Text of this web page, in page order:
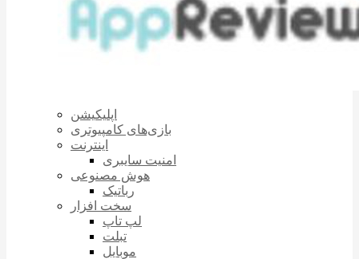
اپلیکیشن
بازی‌های کامپیوتری
اینترنت
امنیت سایبری
هوش مصنوعی
رباتیک
سخت افزار
لپ تاپ
تبلت
موبایل